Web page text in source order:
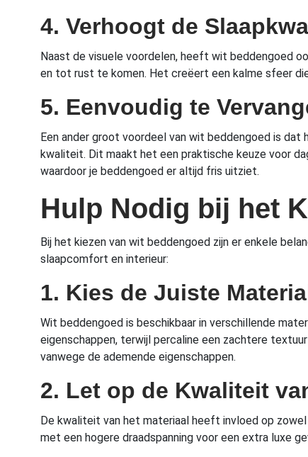
4. Verhoogt de
Naast de visuele voordelen, heeft wit beddengoed
en tot rust te komen. Het creëert een kalme sfeer
5. Eenvoudig te
Een ander groot voordeel van wit beddengoed is
kwaliteit. Dit maakt het een praktische keuze voor
waardoor je beddengoed er altijd fris uitziet.
Hulp Nodig bij het
Bij het kiezen van wit beddengoed zijn er enkele
slaapcomfort en interieur:
1. Kies de Juiste
Wit beddengoed is beschikbaar in verschillende
eigenschappen, terwijl percaline een zachtere
vanwege de ademende eigenschappen.
2. Let op de Kwaliteit
De kwaliteit van het materiaal heeft invloed op
met een hogere draadspanning voor een extra luxe